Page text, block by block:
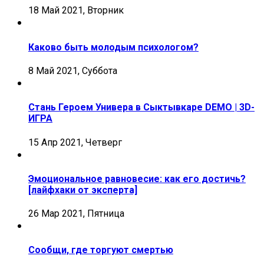
18 Май 2021, Вторник
Каково быть молодым психологом?
8 Май 2021, Суббота
Стань Героем Универа в Сыктывкаре DEMO | 3D-
ИГРА
15 Апр 2021, Четверг
Эмоциональное равновесие: как его достичь?
[лайфхаки от эксперта]
26 Мар 2021, Пятница
Сообщи, где торгуют смертью